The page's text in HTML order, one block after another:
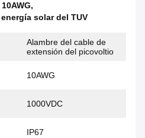
,
solar del TUV
Alambre del cable de
extensión del picovoltio
10AWG
1000VDC
IP67